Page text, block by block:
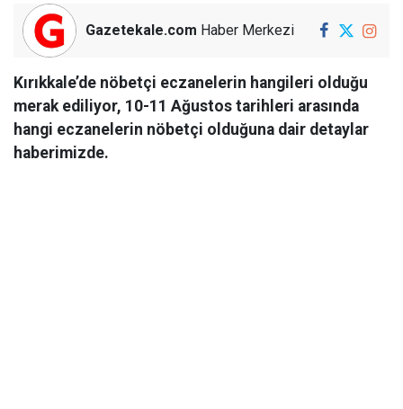
Gazetekale.com Haber Merkezi
Kırıkkale’de nöbetçi eczanelerin hangileri olduğu
merak ediliyor, 10-11 Ağustos tarihleri arasında
hangi eczanelerin nöbetçi olduğuna dair detaylar
haberimizde.